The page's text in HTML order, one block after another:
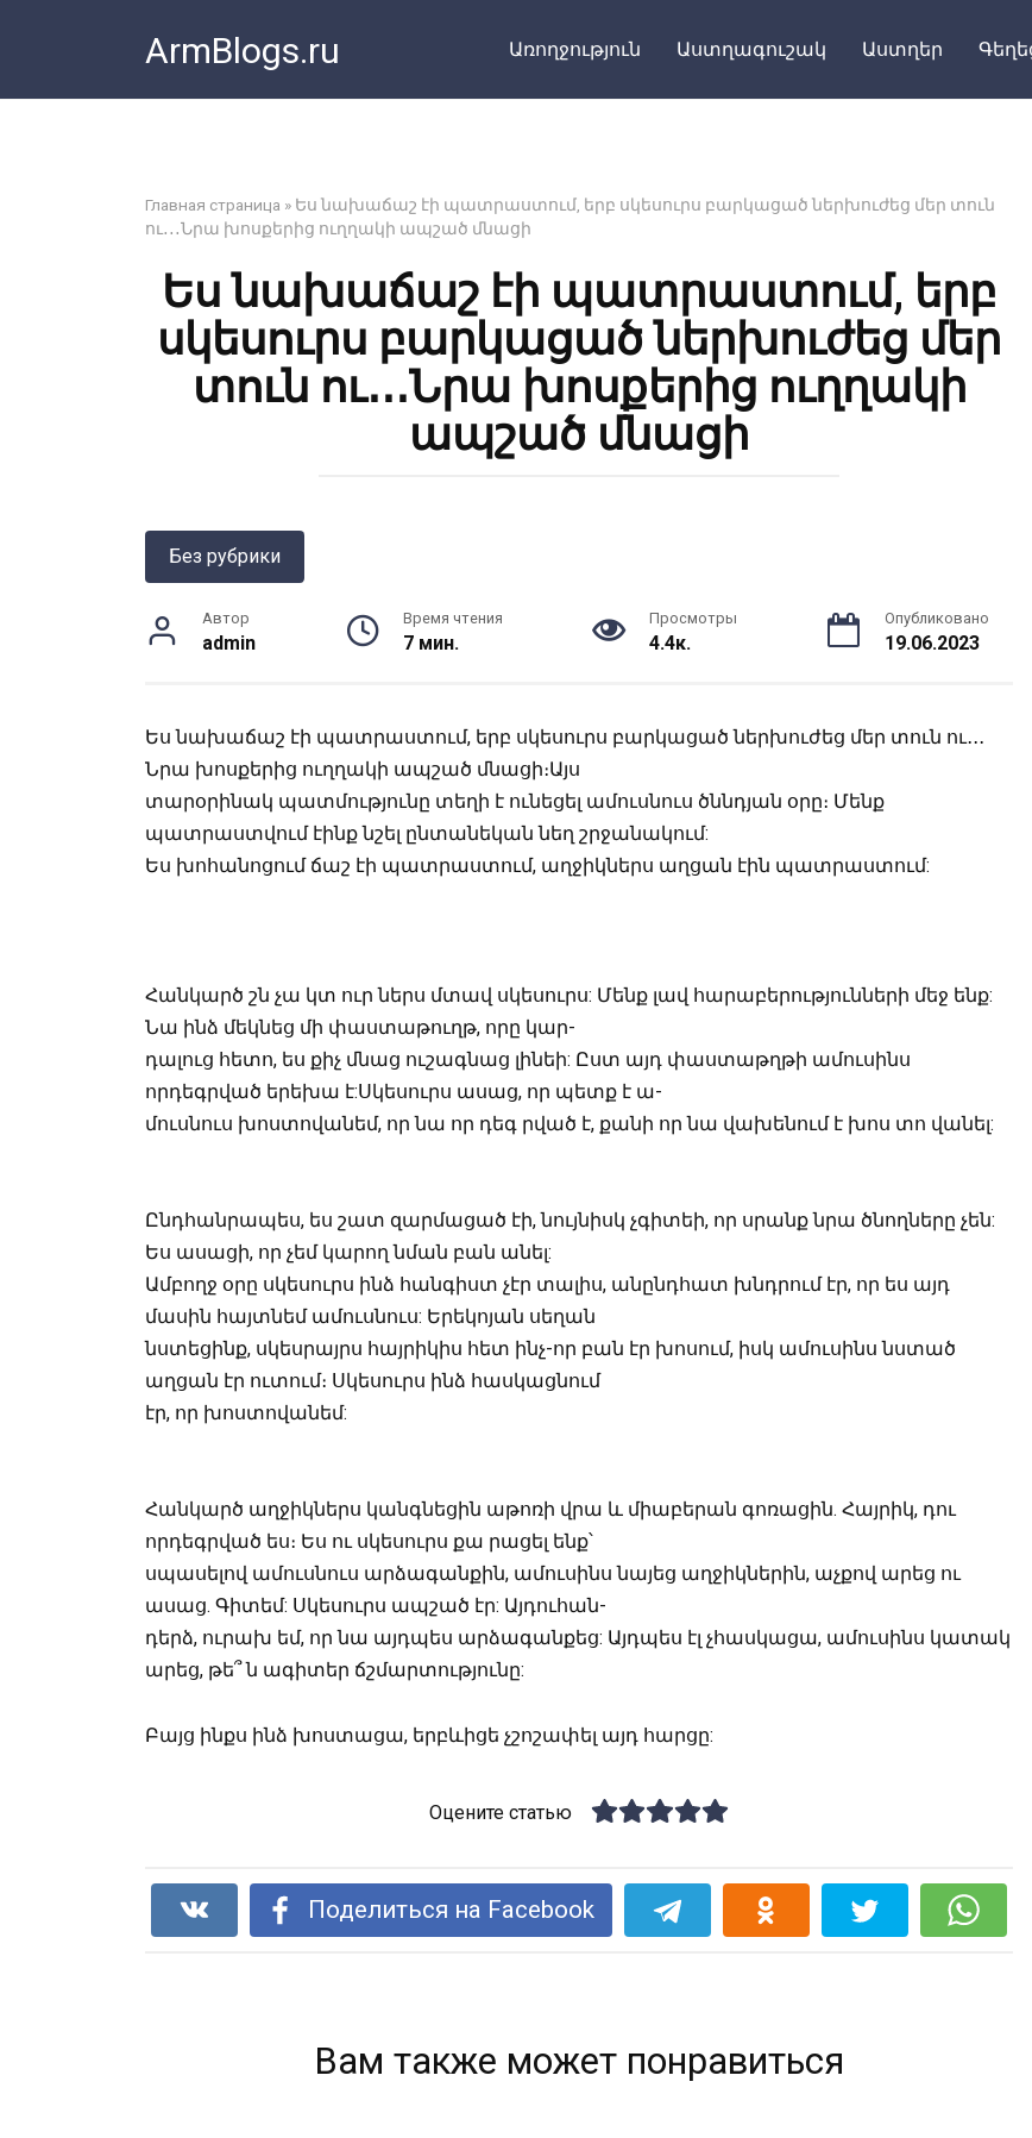
ArmBlogs.ru Առողջություն Աստղագուշակ Աստղեր
Главная страница » Ես նախաճաշ էի պատրաստում, երբ սկեսուրս բարկացած ներխուժեց մեր տուն
ու․․․Նրա խոսքերից ուղղակի ապշած մնացի
Ես նախաճաշ էի պատրաստում, երբ
սկեսուրս բարկացած ներխուժեց մեր
տուն ու․․․Նրա խոսքերից ուղղակի
ապշած մնացի
Без рубрики
Автор
admin
Время чтения
7 мин.
Просмотры
4.4к.
Опубликовано
19.06.2023
Ես նախաճաշ էի պատրաստում, երբ սկեսուրս բարկացած ներխուժեց մեր տուն ու․․․
Նրա խոսքերից ուղղակի ապշած մնացի։Այս
տարօրինակ պատմությունը տեղի է ունեցել ամուսնուս ծննդյան օրը։ Մենք
պատրաստվում էինք նշել ընտանեկան նեղ շրջանակում:
Ես խոհանոցում ճաշ էի պատրաստում, աղջիկներս աղցան էին պատրաստում:
Հանկարծ շն չա կտ ուր ներս մտավ սկեսուրս: Մենք լավ հարաբերությունների մեջ ենք:
Նա ինձ մեկնեց մի փաստաթուղթ, որը կար-
դալուց հետո, ես քիչ մնաց ուշագնաց լինեի: Ըստ այդ փաստաթղթի ամուսինս
որդեգրված երեխա է:Սկեսուրս ասաց, որ պետք է ա-
մուսնուս խոստովանեմ, որ նա որ դեգ րված է, քանի որ նա վախենում է խոս տո վանել:
Ընդհանրապես, ես շատ զարմացած էի, նույնիսկ չգիտեի, որ սրանք նրա ծնողները չեն:
Ես ասացի, որ չեմ կարող նման բան անել:
Ամբողջ օրը սկեսուրս ինձ հանգիստ չէր տալիս, անընդհատ խնդրում էր, որ ես այդ
մասին հայտնեմ ամուսնուս: Երեկոյան սեղան
նստեցինք, սկեսրայրս հայրիկիս հետ ինչ-որ բան էր խոսում, իսկ ամուսինս նստած
աղցան էր ուտում։ Սկեսուրս ինձ հասկացնում
էր, որ խոստովանեմ:
Հանկարծ աղջիկներս կանգնեցին աթոռի վրա և միաբերան գոռացին. Հայրիկ, դու
որդեգրված ես։ Ես ու սկեսուրս քա րացել ենք՝
սպասելով ամուսնուս արձագանքին, ամուսինս նայեց աղջիկներին, աչքով արեց ու
ասաց. Գիտեմ: Սկեսուրս ապշած էր: Այդուհան-
դերձ, ուրախ եմ, որ նա այդպես արձագանքեց: Այդպես էլ չհասկացա, ամուսինս կատակ
արեց, թե՞ ն ագիտեր ճշմարտությունը:
Բայց ինքս ինձ խոստացա, երբևիցե չշոշափել այդ հարցը:
Оцените статью
Поделиться на Facebook
Вам также может понравиться